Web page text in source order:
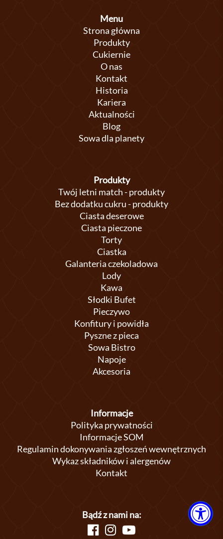
Menu
Strona główna
Produkty
Cukiernie
O nas
Kontakt
Historia
Kariera
Aktualności
Blog
Sowa dla planety
Produkty
Twój letni match - produkty
Bez dodatku cukru - produkty
Ciasta deserowe
Ciasta pieczone
Torty
Ciastka
Galanteria czekoladowa
Lody
Kawa
Słodki Bufet
Pieczywo
Konfitury i powidła
Pyszne z pieca
Sowa Bistro
Napoje
Akcesoria
Informacje
Polityka prywatności
Informacje SOM
Regulamin dokonywania zgłoszeń wewnętrznych
Wykaz składników i alergenów
Kontakt
Bądź z nami na: